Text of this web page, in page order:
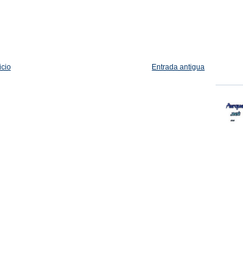
Entrada antigua